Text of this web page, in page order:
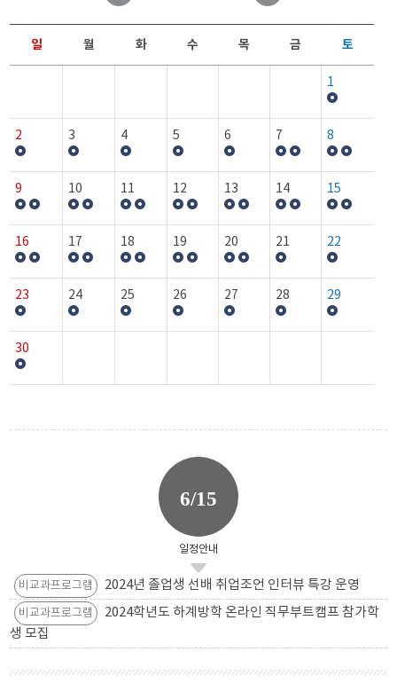
일 월 화 수 목 금 토
1
2 3 4 5 6 7 8
9 10 11 12 13 14 15
16 17 18 19 20 21 22
23 24 25 26 27 28 29
30
6/15
일정안내
비교과프로그램 2024년 졸업생 선배 취업조언 인터뷰 특강 운영
비교과프로그램
2024학년도 하계방학 온라인 직무부트캠프 참가학
생 모집